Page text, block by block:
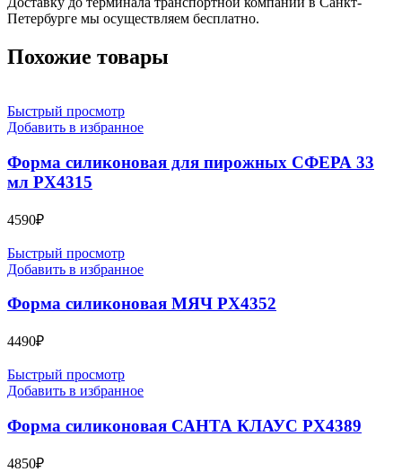
Петербурге мы осуществляем бесплатно.
Похожие товары
Быстрый просмотр
Добавить в избранное
Форма силиконовая для пирожных СФЕРА 33
мл PX4315
4590₽
Быстрый просмотр
Добавить в избранное
Форма силиконовая МЯЧ PX4352
4490₽
Быстрый просмотр
Добавить в избранное
Форма силиконовая САНТА КЛАУС PX4389
4850₽